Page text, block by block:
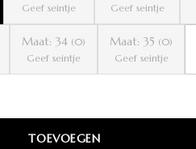
Geef seintje
Geef seintje
Maat: 34 (0)
Geef seintje
Maat: 35 (0)
Geef seintje